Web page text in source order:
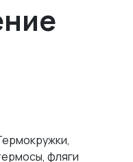
фляги